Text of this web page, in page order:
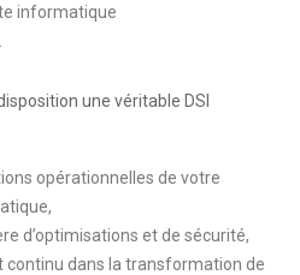
informatique
une véritable DSI
opérationnelles de votre
d’optimisations et de sécurité,
continu dans la transformation de